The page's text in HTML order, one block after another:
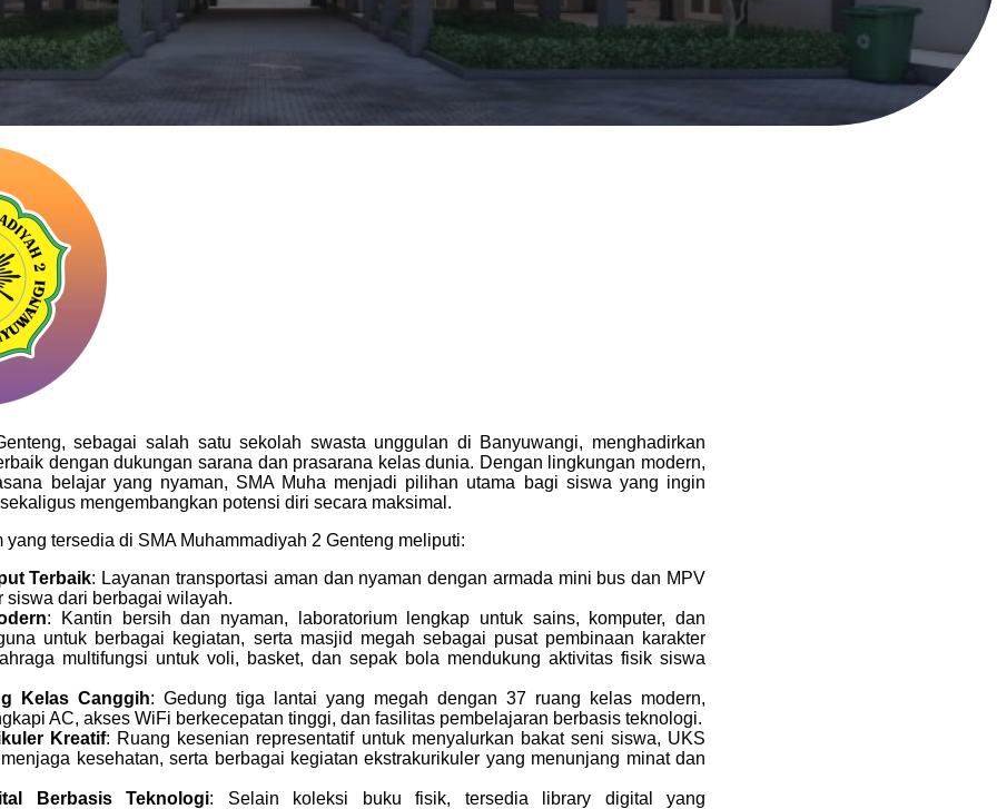
sebagai salah satu sekolah swasta unggulan di Banyuwangi, menghadirkan
dengan dukungan sarana dan prasarana kelas dunia. Dengan lingkungan modern,
belajar yang nyaman, SMA Muha menjadi pilihan utama bagi siswa yang ingin
mengembangkan potensi diri secara maksimal.
tersedia di SMA Muhammadiyah 2 Genteng meliputi:
Terbaik: Layanan transportasi aman dan nyaman dengan armada mini bus dan MPV
siswa dari berbagai wilayah.
: Kantin bersih dan nyaman, laboratorium lengkap untuk sains, komputer, dan
untuk berbagai kegiatan, serta masjid megah sebagai pusat pembinaan karakter
multifungsi untuk voli, basket, dan sepak bola mendukung aktivitas fisik siswa
Kelas Canggih: Gedung tiga lantai yang megah dengan 37 ruang kelas modern,
AC, akses WiFi berkecepatan tinggi, dan fasilitas pembelajaran berbasis teknologi.
Kreatif: Ruang kesenian representatif untuk menyalurkan bakat seni siswa, UKS
kesehatan, serta berbagai kegiatan ekstrakurikuler yang menunjang minat dan
Berbasis Teknologi: Selain koleksi buku fisik, tersedia library digital yang